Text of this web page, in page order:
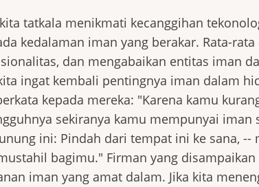
tatkala menikmati kecanggihan
kedalaman iman yang berakar. Rata-
dan mengabaikan entitas iman
ingat kembali pentingnya iman dalam
kepada mereka: "Karena kamu
sekiranya kamu mempunyai
ini: Pindah dari tempat ini ke sana,
bagimu." Firman yang
iman yang amat dalam. Jika kita